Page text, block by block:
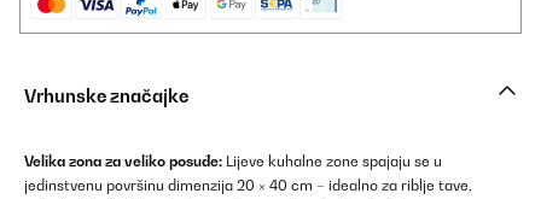
Vrhunske značajke
Velika zona za veliko posuđe: Lijeve kuhalne zone spajaju se u
jedinstvenu površinu dimenzija 20 × 40 cm – idealno za riblje tave,